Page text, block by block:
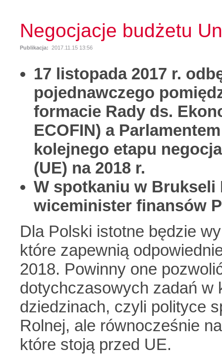
Negocjacje budżetu
Publikacja: 2017.11.15 13:56
17 listopada 2017 r.
pojednawczego
formacie Rady ds.
ECOFIN) a
kolejnego etapu
(UE) na 2018 r.
W spotkaniu w Brukseli
wiceminister finansów
Dla Polski istotne będzie
które zapewnią
2018. Powinny one
dotychczasowych zadań w
dziedzinach, czyli polityce
Rolnej, ale równocześnie
które stoją przed UE.